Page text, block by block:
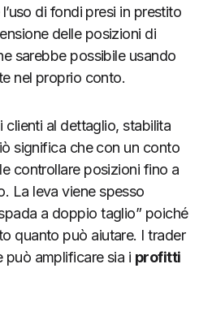
di fondi presi in prestito
delle posizioni di
sarebbe possibile usando
nel proprio conto.
clienti al dettaglio, stabilita
significa che con un conto
controllare posizioni fino a
La leva viene spesso
a doppio taglio” poiché
quanto può aiutare. I trader
amplificare sia i profitti